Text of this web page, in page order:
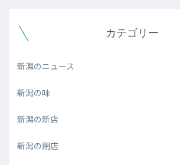
カテゴリー
新潟のニュース
新潟の味
新潟の新店
新潟の閉店